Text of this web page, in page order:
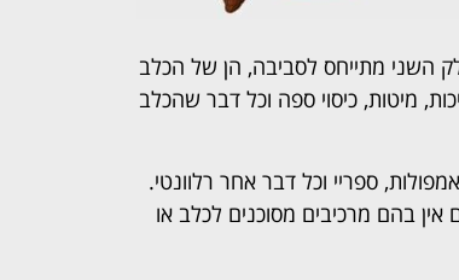
השני מתייחס לסביבה, הן של הכלב
מיטות, כיסוי ספה וכל דבר שהכלב
ספריי וכל דבר אחר רלוונטי.
בהם מרכיבים מסוכנים לכלב או